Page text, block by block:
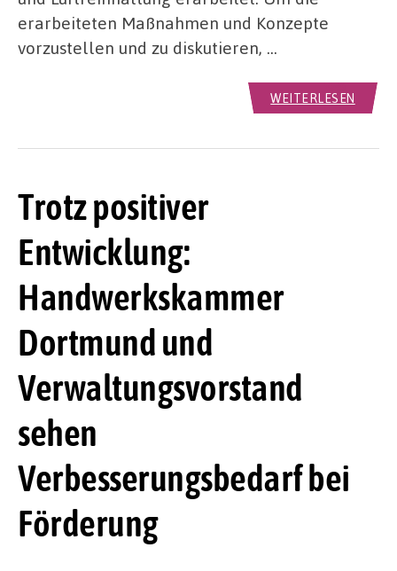
erarbeiteten Maßnahmen und Konzepte
vorzustellen und zu diskutieren, …
WEITERLESEN
Trotz positiver
Entwicklung:
Handwerkskammer
Dortmund und
Verwaltungsvorstand
sehen
Verbesserungsbedarf bei
Förderung